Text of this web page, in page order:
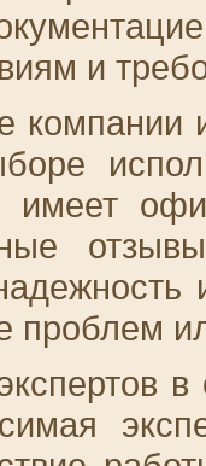
и
имеет
проблем
в